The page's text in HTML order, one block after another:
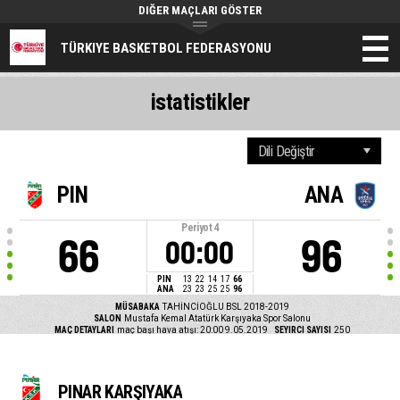
TÜRKIYE BASKETBOL FEDERASYONU
DIĞER MAÇLARI GÖSTER
PIN
66
Periyot 4
00:00
PIN 13 22 14 17 66
ANA
23 23 25 25 96
ANA
96
MÜSABAKA TAHİNCİOĞLU BSL 2018-2019
SALON
Mustafa Kemal Atatürk Karşıyaka Spor Salonu
MAÇ DETAYLARI
maç başı hava atışı: 20:00 9.05.2019 SEYIRCI SAYISI 250
istatistikler
PINAR KARŞIYAKA